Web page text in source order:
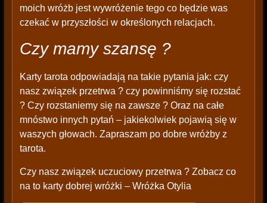
moich wróżb jest wywróżenie tego co będzie was
czekać w przyszłości w określonych relacjach.
Czy mamy szansę ?
Karty tarota odpowiadają na takie pytania jak: czy
nasz związek przetrwa ? czy powinniśmy się rozstać
? Czy rozstaniemy się na zawsze ? Oraz na całe
mnóstwo innych pytań – jakiekolwiek pojawią się w
waszych głowach. Zapraszam po dobre wróżby z
tarota.
Czy nasz związek uczuciowy przetrwa ? Zobacz co
na to karty dobrej wróżki – Wróżka Otylia